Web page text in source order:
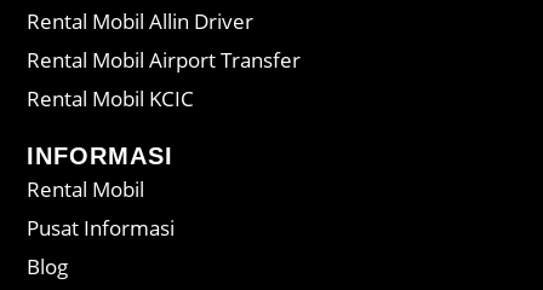
Rental Mobil Allin Driver
Rental Mobil Airport Transfer
Rental Mobil KCIC
INFORMASI
Rental Mobil
Pusat Informasi
Blog